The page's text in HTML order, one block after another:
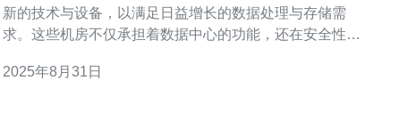
新的技术与设备，以满足日益增长的数据处理与存储需
求。这些机房不仅承担着数据中心的功能，还在安全性、
坡通信机房的关键技术、设备特点及其应用场景。 新加坡
2025年8月31日